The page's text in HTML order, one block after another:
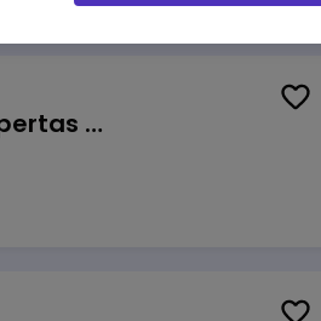
Veiklos užtikrinimo ir atitikties vyr. ekspertas (-ė) (Radviliškis) (Radviliškis, LT)